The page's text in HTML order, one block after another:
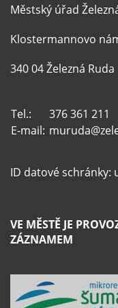
Městský úřad
Klostermannovo
340 04 Železná Ruda
Tel.:
376 361 211
E-mail:
ID datové schránky:
VE MĚSTĚ JE
ZÁZNAMEM